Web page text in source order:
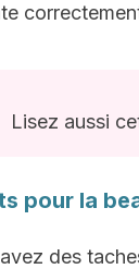
Lisez aussi
pour la
des